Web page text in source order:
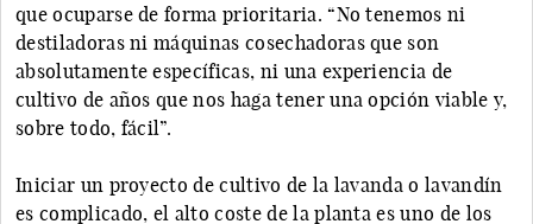
que ocuparse de forma prioritaria. “No tenemos ni
destiladoras ni máquinas cosechadoras que son
absolutamente específicas, ni una experiencia de
cultivo de años que nos haga tener una opción viable y,
sobre todo, fácil”.
Iniciar un proyecto de cultivo de la lavanda o lavandín
es complicado, el alto coste de la planta es uno de los